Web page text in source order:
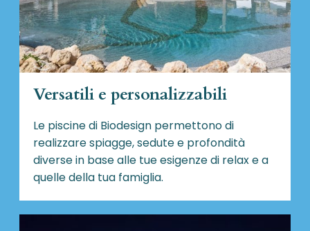
Versatili e personalizzabili
Le piscine di Biodesign permettono di
realizzare spiagge, sedute e profondità
diverse in base alle tue esigenze di relax e a
quelle della tua famiglia.